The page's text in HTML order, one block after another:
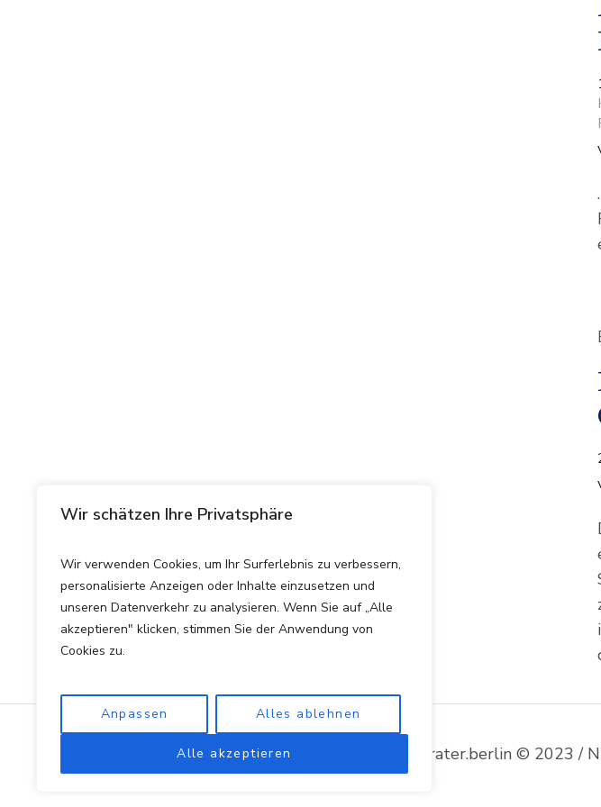
Wir schätzen Ihre Privatsphäre
Wir verwenden Cookies, um Ihr Surferlebnis zu verbessern,
personalisierte Anzeigen oder Inhalte einzusetzen und
unseren Datenverkehr zu analysieren. Wenn Sie auf „Alle
akzeptieren" klicken, stimmen Sie der Anwendung von
Cookies zu.
Anpassen Alles ablehnen
Alle akzeptieren
Datenschutzerklärung
/ rentenberater.berlin © 2023 /
Rentenberatung